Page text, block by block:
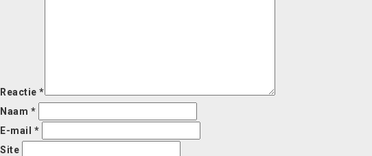
Reactie *
Naam *
E-mail *
Site